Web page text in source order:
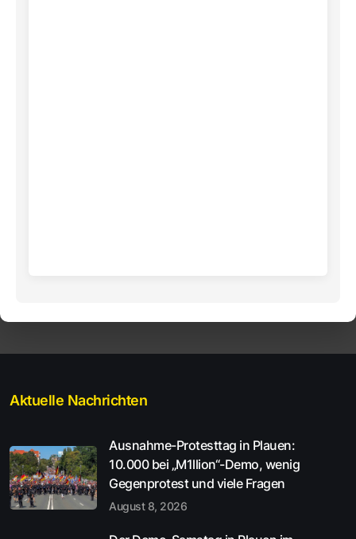
Aktuelle Nachrichten
Ausnahme-Protesttag in Plauen:
10.000 bei „M1llion“-Demo, wenig
Gegenprotest und viele Fragen
August 8, 2026